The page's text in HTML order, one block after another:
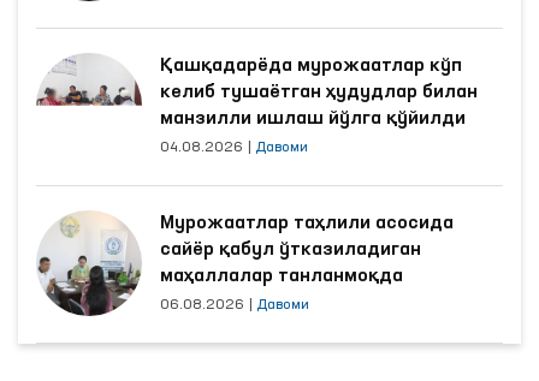
Қашқадарёда мурожаатлар кўп
келиб тушаётган ҳудудлар билан
манзилли ишлаш йўлга қўйилди
04.08.2026 Давоми
Мурожаатлар таҳлили асосида
сайёр қабул ўтказиладиган
маҳаллалар танланмоқда
06.08.2026 Давоми